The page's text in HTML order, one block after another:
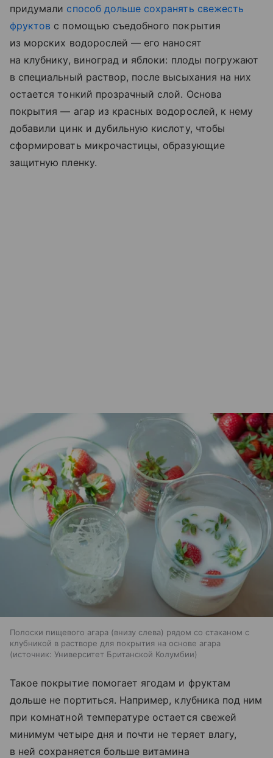
придумали способ дольше сохранять свежесть
фруктов с помощью съедобного покрытия
из морских водорослей — его наносят
на клубнику, виноград и яблоки: плоды погружают
в специальный раствор, после высыхания на них
остается тонкий прозрачный слой. Основа
покрытия — агар из красных водорослей, к нему
добавили цинк и дубильную кислоту, чтобы
сформировать микрочастицы, образующие
защитную пленку.
Полоски пищевого агара (внизу слева) рядом со стаканом с
клубникой в ​​растворе для покрытия на основе агара
источник: Университет Британской Колумбии
Такое покрытие помогает ягодам и фруктам
дольше не портиться. Например, клубника под ним
при комнатной температуре остается свежей
минимум четыре дня и почти не теряет влагу,
в ней сохраняется больше витамина